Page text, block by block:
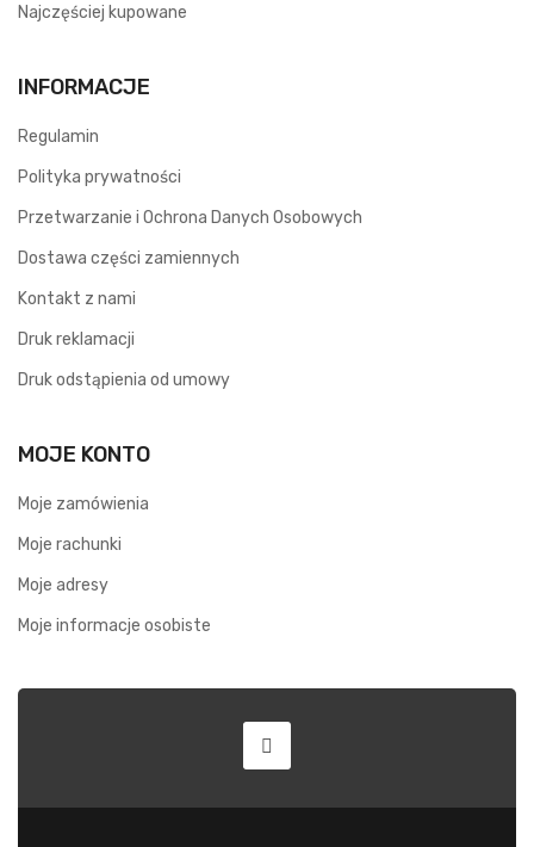
Najczęściej kupowane
INFORMACJE
Regulamin
Polityka prywatności
Przetwarzanie i Ochrona Danych Osobowych
Dostawa części zamiennych
Kontakt z nami
Druk reklamacji
Druk odstąpienia od umowy
MOJE KONTO
Moje zamówienia
Moje rachunki
Moje adresy
Moje informacje osobiste